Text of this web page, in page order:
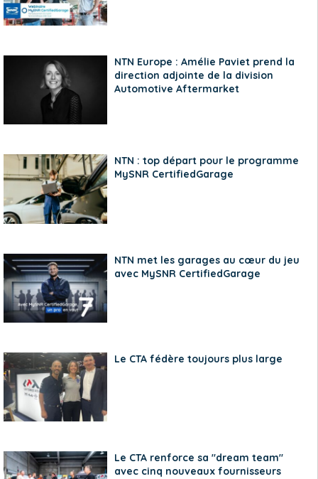
NTN Europe : Amélie Paviet prend la
direction adjointe de la division
Automotive Aftermarket
NTN : top départ pour le programme
MySNR CertifiedGarage
NTN met les garages au cœur du jeu
avec MySNR CertifiedGarage
Le CTA fédère toujours plus large
Le CTA renforce sa "dream team"
avec cinq nouveaux fournisseurs